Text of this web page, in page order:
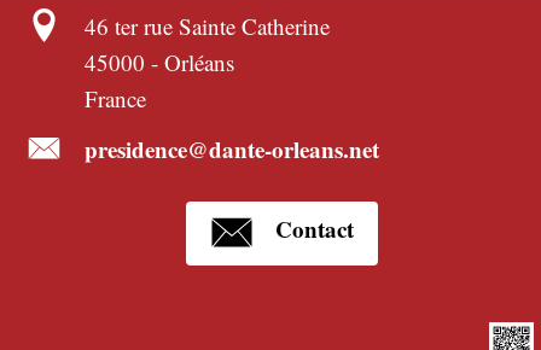
46 ter rue Sainte Catherine
45000 - Orléans
France
presidence@dante-orleans.net
Contact